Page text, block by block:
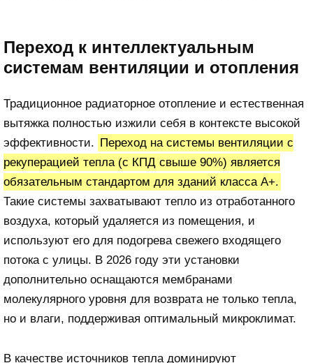
Переход к интеллектуальным
системам вентиляции и отопления
Традиционное радиаторное отопление и естественная
вытяжка полностью изжили себя в контексте высокой
эффективности. Переход на системы вентиляции с
рекуперацией тепла (с КПД свыше 90%) является
обязательным стандартом для зданий класса А+.
Такие системы захватывают тепло из отработанного
воздуха, который удаляется из помещения, и
используют его для подогрева свежего входящего
потока с улицы. В 2026 году эти установки
дополнительно оснащаются мембранами
молекулярного уровня для возврата не только тепла,
но и влаги, поддерживая оптимальный микроклимат.
В качестве источников тепла доминируют